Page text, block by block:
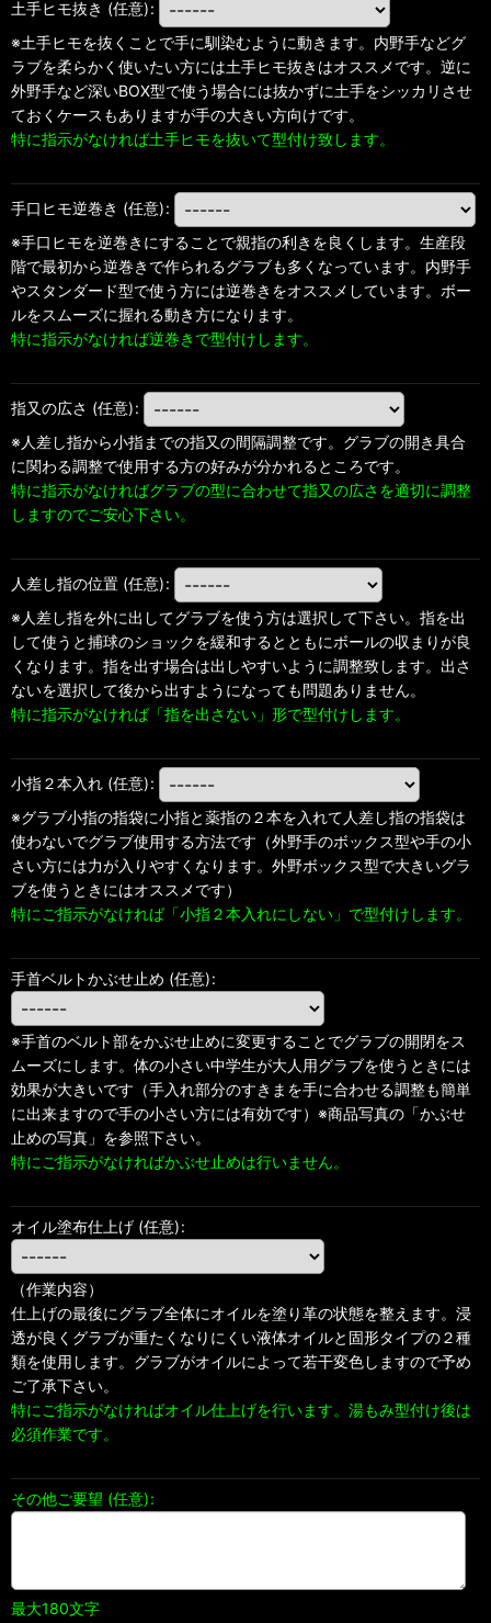
土手ヒモ抜き (任意):
※土手ヒモを抜くことで手に馴染むように動きます。内野手などグ
ラブを柔らかく使いたい方には土手ヒモ抜きはオススメです。逆に
外野手など深いBOX型で使う場合には抜かずに土手をシッカリさせ
ておくケースもありますが手の大きい方向けです。
特に指示がなければ土手ヒモを抜いて型付け致します。
手口ヒモ逆巻き (任意):
※手口ヒモを逆巻きにすることで親指の利きを良くします。生産段
階で最初から逆巻きで作られるグラブも多くなっています。内野手
やスタンダード型で使う方には逆巻きをオススメしています。ボー
ルをスムーズに握れる動き方になります。
特に指示がなければ逆巻きで型付けします。
指又の広さ (任意):
※人差し指から小指までの指又の間隔調整です。グラブの開き具合
に関わる調整で使用する方の好みが分かれるところです。
特に指示がなければグラブの型に合わせて指又の広さを適切に調整
しますのでご安心下さい。
人差し指の位置 (任意):
※人差し指を外に出してグラブを使う方は選択して下さい。指を出
して使うと捕球のショックを緩和するとともにボールの収まりが良
くなります。指を出す場合は出しやすいように調整致します。出さ
ないを選択して後から出すようになっても問題ありません。
特に指示がなければ「指を出さない」形で型付けします。
小指２本入れ (任意):
※グラブ小指の指袋に小指と薬指の２本を入れて人差し指の指袋は
使わないでグラブ使用する方法です（外野手のボックス型や手の小
さい方には力が入りやすくなります。外野ボックス型で大きいグラ
ブを使うときにはオススメです）
特にご指示がなければ「小指２本入れにしない」で型付けします。
手首ベルトかぶせ止め (任意):
※手首のベルト部をかぶせ止めに変更することでグラブの開閉をス
ムーズにします。体の小さい中学生が大人用グラブを使うときには
効果が大きいです（手入れ部分のすきまを手に合わせる調整も簡単
に出来ますので手の小さい方には有効です）※商品写真の「かぶせ
止めの写真」を参照下さい。
特にご指示がなければかぶせ止めは行いません。
オイル塗布仕上げ (任意):
（作業内容）
仕上げの最後にグラブ全体にオイルを塗り革の状態を整えます。浸
透が良くグラブが重たくなりにくい液体オイルと固形タイプの２種
類を使用します。グラブがオイルによって若干変色しますので予め
ご了承下さい。
特にご指示がなければオイル仕上げを行います。湯もみ型付け後は
必須作業です。
その他ご要望 (任意):
最大180文字